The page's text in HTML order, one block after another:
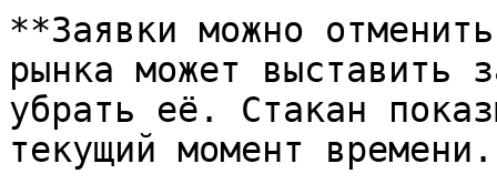
**Заявки можно
рынка может выставить
убрать её. Стакан
текущий момент времени.